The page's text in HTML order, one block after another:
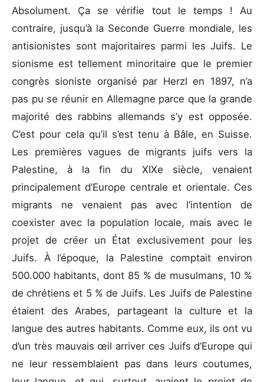
Absolument. Ça se vérifie tout le temps ! Au
contraire, jusqu’à la Seconde Guerre mondiale, les
antisionistes sont majoritaires parmi les Juifs. Le
sionisme est tellement minoritaire que le premier
congrès sioniste organisé par Herzl en 1897, n’a
pas pu se réunir en Allemagne parce que la grande
majorité des rabbins allemands s’y est opposée.
C’est pour cela qu’il s’est tenu à Bâle, en Suisse.
Les premières vagues de migrants juifs vers la
Palestine, à la fin du XIXe siècle, venaient
principalement d’Europe centrale et orientale. Ces
migrants ne venaient pas avec l’intention de
coexister avec la population locale, mais avec le
projet de créer un État exclusivement pour les
Juifs. À l’époque, la Palestine comptait environ
500.000 habitants, dont 85 % de musulmans, 10 %
de chrétiens et 5 % de Juifs. Les Juifs de Palestine
étaient des Arabes, partageant la culture et la
langue des autres habitants. Comme eux, ils ont vu
d’un très mauvais œil arriver ces Juifs d’Europe qui
ne leur ressemblaient pas dans leurs coutumes,